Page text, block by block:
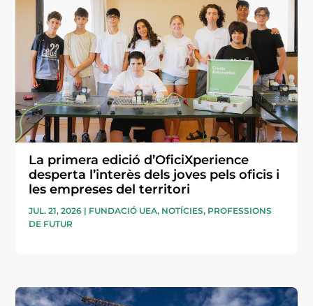
La primera edició d’OficiXperience
desperta l’interès dels joves pels oficis i
les empreses del territori
JUL. 21, 2026 | FUNDACIÓ UEA, NOTÍCIES, PROFESSIONS
DE FUTUR